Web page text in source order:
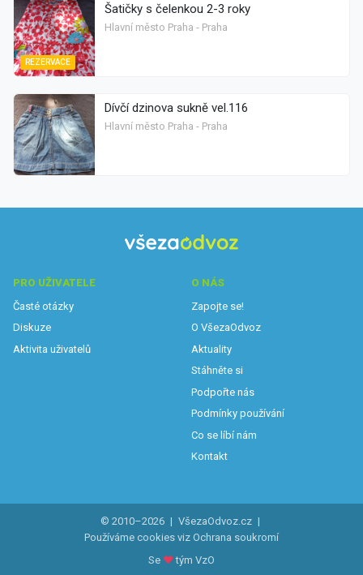
REZERVACE
Šatičky s čelenkou 2-3 roky
Hlavní město Praha - Praha
Dívčí dzinova sukně vel.116
Hlavní město Praha - Praha
PRO UŽIVATELE
Časté otázky
Diskuze
Aktivita uživatelů
O NÁS
Zapojte se!
O VšezaOdvoz
Aktuality
Stáhněte si
Podpořte nás
Podmínky používání
Co se líbí nám
Kontakt
© 2010–2026 | VšezaOdvoz.cz |
Používáme cookies viz Ochrana soukromí
Se ♥ tým VzO